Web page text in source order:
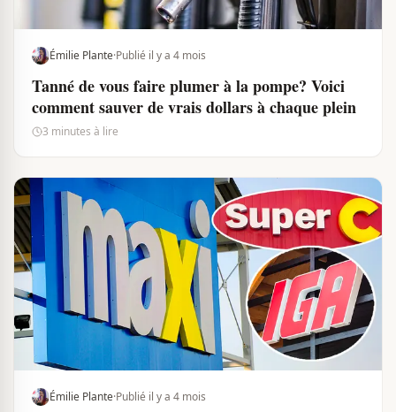
Émilie Plante·Publié il y a 4 mois
Tanné de vous faire plumer à la pompe? Voici
comment sauver de vrais dollars à chaque plein
3 minutes à lire
Émilie Plante·Publié il y a 4 mois